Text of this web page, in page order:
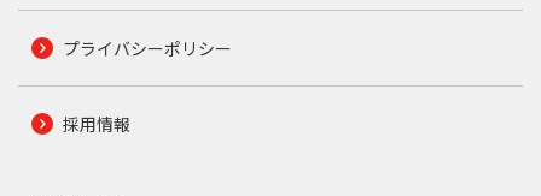
プライバシーポリシー
採用情報